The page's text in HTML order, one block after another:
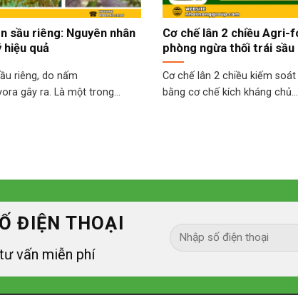
sầu riêng: Nguyên nhân
hiệu quả
riêng, do nấm
gây ra. Là một trong...
Cơ chế lân 2 chiều
phòng ngừa thối trái sầu
Cơ chế lân 2 chiều kiếm
bằng cơ chế kích kháng chủ...
ĐIỆN THOẠI
vấn miễn phí